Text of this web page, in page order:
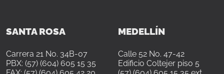
SANTA ROSA
Carrera 21 No. 34B-07
PBX: (57) (604) 605 15 35
MEDELLÍN
Calle 52 No. 47-42
Edificio Coltejer piso 5